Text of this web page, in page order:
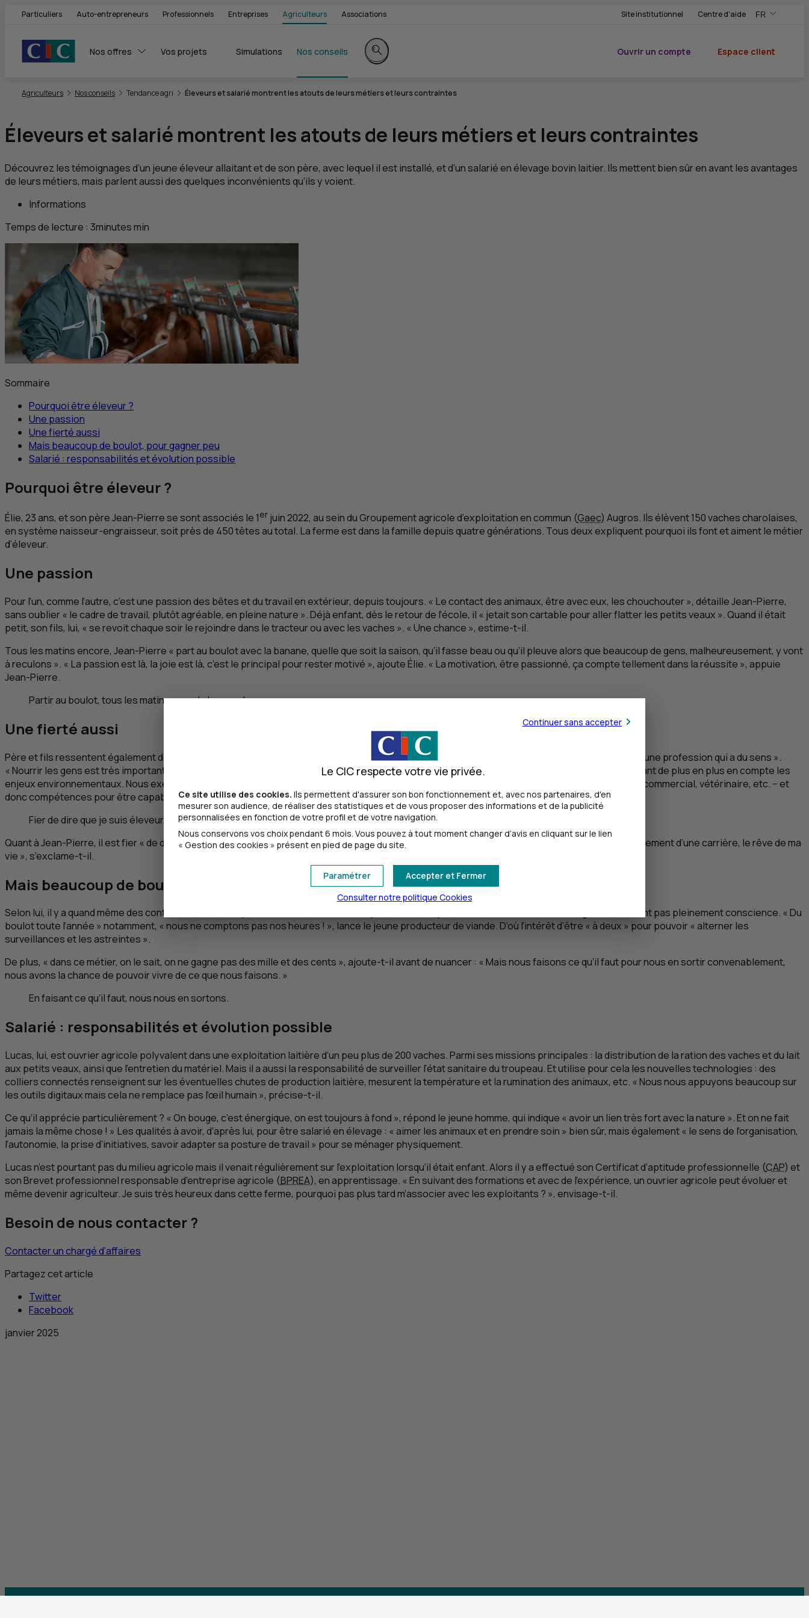
Particuliers Auto-entrepreneurs Professionnels Entreprises Agriculteurs Associations Site institutionnel Centre d'aide FR
,Version
,Changer de
Nos offres Vos projets Simulations Nos conseils
Rechercher sur le site
Ouvrir un compte
Espace client
Agriculteurs Nos conseils Tendance agri Éleveurs et salarié montrent les atouts de leurs métiers et leurs contraintes
Éleveurs et salarié montrent les atouts de leurs métiers et leurs contraintes
Découvrez les témoignages d’un jeune éleveur allaitant et de son père, avec lequel il est installé, et d’un salarié en élevage bovin laitier. Ils mettent bien sûr en avant les avantages
de leurs métiers, mais parlent aussi des quelques inconvénients qu’ils y voient.
Informations
Temps de lecture : 3minutesmin
Sommaire
Pourquoi être éleveur ?
Une passion
Une fierté aussi
Mais beaucoup de boulot, pour gagner peu
Salarié : responsabilités et évolution possible
Pourquoi être éleveur ?
Élie, 23 ans, et son père Jean-Pierre se sont associés le 1er juin 2022, au sein du Groupement agricole d’exploitation en commun (Gaec) Augros. Ils élèvent 150 vaches charolaises,
en système naisseur-engraisseur, soit près de 450 têtes au total. La ferme est dans la famille depuis quatre générations. Tous deux expliquent pourquoi ils font et aiment le métier
d’éleveur.
Une passion
Pour l’un, comme l’autre, c’est une passion des bêtes et du travail en extérieur, depuis toujours. « Le contact des animaux, être avec eux, les chouchouter », détaille Jean-Pierre,
sans oublier « le cadre de travail, plutôt agréable, en pleine nature ». Déjà enfant, dès le retour de l’école, il « jetait son cartable pour aller flatter les petits veaux ». Quand il était
petit, son fils, lui, « se revoit chaque soir le rejoindre dans le tracteur ou avec les vaches ». « Une chance », estime-t-il.
Tous les matins encore, Jean-Pierre « part au boulot avec la banane, quelle que soit la saison, qu’il fasse beau ou qu’il pleuve alors que beaucoup de gens, malheureusement, y vont
à reculons ». « La passion est là, la joie est là, c’est le principal pour rester motivé », ajoute Élie. « La motivation, être passionné, ça compte tellement dans la réussite », appuie
Jean-Pierre.
Partir au boulot, tous les matins, avec la banane !
Une fierté aussi
Père et fils ressentent également de la fierté. « D’avoir rejoint l’exploitation familiale » pour le second, une envie depuis l’enfance, et d’exercer « une profession qui a du sens ».
« Nourrir les gens est très important, même si on est souvent décrié, met-il en avant. Il faudra toujours manger, entretenir les paysages, en prenant de plus en plus en compte les
enjeux environnementaux. Nous exerçons un métier d’avenir, que je ne peux qu’encourager à choisir, à plusieurs facettes − éleveur, comptable, commercial, vétérinaire, etc. − et
donc compétences pour être capables d’y répondre. » « Je ne pensais pas m’installer si jeune mais je ne le regrette pas », conclut-il.
Fier de dire que je suis éleveur.
Quant à Jean-Pierre, il est fier « de dire qu’il est éleveur » et de travailler avec son fils. « Installer un de mes enfants, une belle réussite, l’aboutissement d’une carrière, le rêve de ma
vie », s’exclame-t-il.
Mais beaucoup de boulot, pour gagner peu
Selon lui, il y a quand même des contraintes, il ne faut pas les cacher car certaines personnes, en particulier non issues du milieu agricole, n’en ont pas pleinement conscience. « Du
boulot toute l’année » notamment, « nous ne comptons pas nos heures ! », lance le jeune producteur de viande. D’où l’intérêt d’être « à deux » pour pouvoir « alterner les
surveillances et les astreintes ».
De plus, « dans ce métier, on le sait, on ne gagne pas des mille et des cents », ajoute-t-il avant de nuancer : « Mais nous faisons ce qu’il faut pour nous en sortir convenablement,
nous avons la chance de pouvoir vivre de ce que nous faisons. »
En faisant ce qu’il faut, nous nous en sortons.
Salarié : responsabilités et évolution possible
Lucas, lui, est ouvrier agricole polyvalent dans une exploitation laitière d’un peu plus de 200 vaches. Parmi ses missions principales : la distribution de la ration des vaches et du lait
aux petits veaux, ainsi que l’entretien du matériel. Mais il a aussi la responsabilité de surveiller l’état sanitaire du troupeau. Et utilise pour cela les nouvelles technologies : des
colliers connectés renseignent sur les éventuelles chutes de production laitière, mesurent la température et la rumination des animaux, etc. « Nous nous appuyons beaucoup sur
les outils digitaux mais cela ne remplace pas l’œil humain », précise-t-il.
Ce qu’il apprécie particulièrement ? « On bouge, c’est énergique, on est toujours à fond », répond le jeune homme, qui indique « avoir un lien très fort avec la nature ». Et on ne fait
jamais la même chose ! » Les qualités à avoir, d’après lui, pour être salarié en élevage : « aimer les animaux et en prendre soin » bien sûr, mais également « le sens de l’organisation,
l’autonomie, la prise d’initiatives, savoir adapter sa posture de travail » pour se ménager physiquement.
Lucas n’est pourtant pas du milieu agricole mais il venait régulièrement sur l’exploitation lorsqu’il était enfant. Alors il y a effectué son Certificat d’aptitude professionnelle (CAP) et
son Brevet professionnel responsable d’entreprise agricole (BPREA), en apprentissage. « En suivant des formations et avec de l’expérience, un ouvrier agricole peut évoluer et
même devenir agriculteur. Je suis très heureux dans cette ferme, pourquoi pas plus tard m’associer avec les exploitants ? », envisage-t-il.
Besoin de nous contacter ?
Contacter un chargé d’affaires
Partagez cet article
Twitter
Facebook
janvier 2025
Continuer sans accepter
Le CIC respecte votre vie privée.
Ce site utilise des cookies. Ils permettent d'assurer son bon fonctionnement et, avec nos partenaires, d'en
mesurer son audience, de réaliser des statistiques et de vous proposer des informations et de la publicité
personnalisées en fonction de votre profil et de votre navigation.
Nous conservons vos choix pendant 6 mois. Vous pouvez à tout moment changer d’avis en cliquant sur le lien
« Gestion des cookies » présent en pied de page du site.
Accepter et Fermer
Paramétrer
Consulter notre politique Cookies